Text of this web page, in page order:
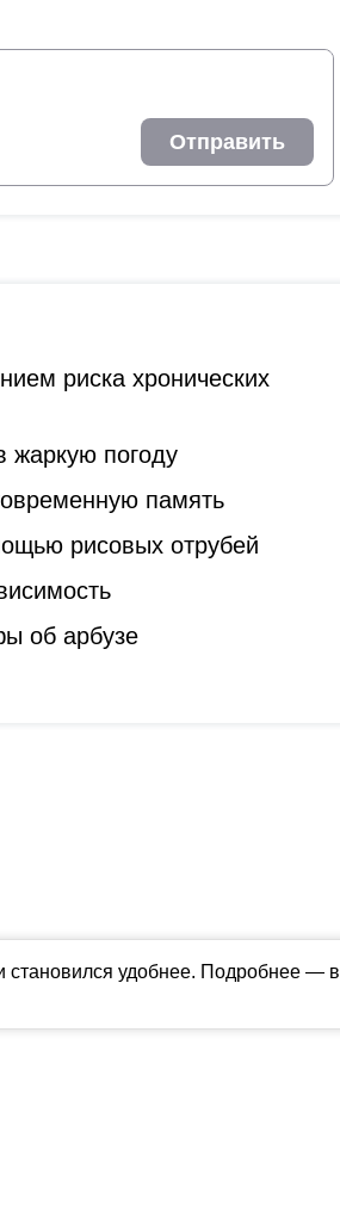
становился удобнее. Подробнее — в
Отправить
риска хронических
жаркую погоду
память
рисовых отрубей
об арбузе